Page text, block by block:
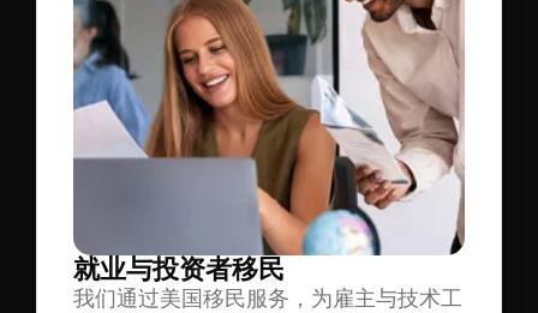
就业与投资者移民
我们通过美国移民服务，为雇主与技术工